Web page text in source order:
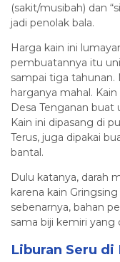
(sakit/musibah) dan
jadi penolak bala.
Harga kain ini
pembuatannya itu
sampai tiga tahunan.
harganya mahal.
Desa Tenganan buat
Kain ini dipasang di
Terus, juga dipakai
bantal.
Dulu katanya, darah
karena kain
sebenarnya, bahan
sama biji kemiri yang
Liburan Seru di